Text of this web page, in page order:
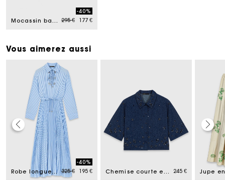
Mocassin bateau en cuir Price reduced from
295 €to
-40%
177 €
Vous aimerez aussi
from Robe longue plissée à œillets Price reduced from
325 €to
-40%
195 €
Chemise courte en denim brodé 245 €
Carte Cadeau Maje : la meilleure façon d'offrir le
cadeau parfait
Livraison à domicile offerte sous 2 jours ouvrés